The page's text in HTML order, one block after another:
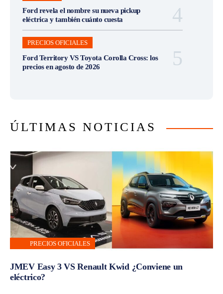
Ford revela el nombre su nueva pickup
eléctrica y también cuánto cuesta
PRECIOS OFICIALES
Ford Territory VS Toyota Corolla Cross: los
precios en agosto de 2026
ÚLTIMAS NOTICIAS
PRECIOS OFICIALES
JMEV Easy 3 VS Renault Kwid ¿Conviene un
eléctrico?